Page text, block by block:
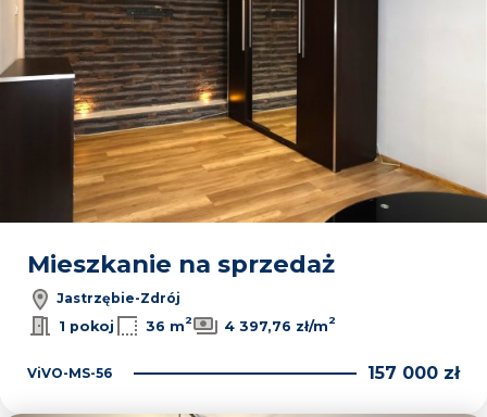
Mieszkanie na sprzedaż
Jastrzębie-Zdrój
1 pokoj
36 m2 4 397,76 zł/m2
ViVO-MS-56 157 000 zł